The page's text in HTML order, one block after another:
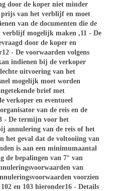
door de koper niet minder
prijs van het verblijf en moet
van de documenten die de
verblijf mogelijk maken ,11 - De
door de koper en
- De voorwaarden volgens
indienen bij de verkoper
uitvoering van het
mogelijk moet worden
brief met
verkoper en eventueel
van de reis en de
- De termijn voor het
annulering van de reis of het
het geval dat de voltooiing van
is aan een minimumaantal
de bepalingen van 7° van
van
voorzien
en 103 hieronder16 - Details